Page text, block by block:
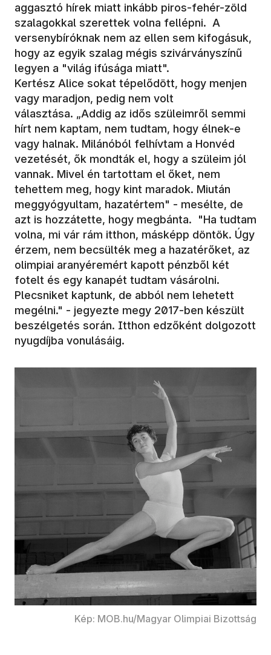
aggasztó hírek miatt inkább piros-fehér-zöld
szalagokkal szerettek volna fellépni. A
versenybíróknak nem az ellen sem kifogásuk,
hogy az egyik szalag mégis szivárványszínű
legyen a "világ ifúsága miatt".
Kertész Alice sokat tépelődött, hogy menjen
vagy maradjon, pedig nem volt
választása. „Addig az idős szüleimről semmi
hírt nem kaptam, nem tudtam, hogy élnek-e
vagy halnak. Milánóból felhívtam a Honvéd
vezetését, ők mondták el, hogy a szüleim jól
vannak. Mivel én tartottam el őket, nem
tehettem meg, hogy kint maradok. Miután
meggyógyultam, hazatértem" - mesélte, de
azt is hozzátette, hogy megbánta. "Ha tudtam
volna, mi vár rám itthon, másképp döntök. Úgy
érzem, nem becsülték meg a hazatérőket, az
olimpiai aranyéremért kapott pénzből két
fotelt és egy kanapét tudtam vásárolni.
Plecsniket kaptunk, de abból nem lehetett
megélni." - jegyezte megy 2017-ben készült
beszélgetés során. Itthon edzőként dolgozott
nyugdíjba vonulásáig.
Kép: MOB.hu/Magyar Olimpiai Bizottság